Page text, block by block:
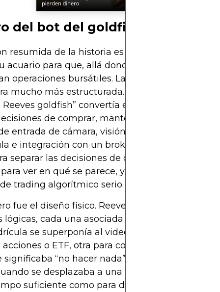
del bot del goldfish
resumida de la historia es sencilla: Michael
acuario para que, allá donde nadara el pez, se
operaciones bursátiles. La realidad técnica
mucho más estructurada. En esencia, el
Reeves goldfish” convertía el movimiento
de comprar, mantener o vender a
entrada de cámara, visión por computadora,
e integración con un broker. Entender esa
separar las decisiones de diseño deliberadas
ver en qué se parece, y en qué se
trading algorítmico serio.
fue el diseño físico. Reeves dividió la vista del
lógicas, cada una asociada a una acción o a un
se superponía al video: quizá una
o ETF, otra para comprar frente a
significaba “no hacer nada”. El goldfish se
se desplazaba a una zona concreta y se
suficiente como para detectarlo con